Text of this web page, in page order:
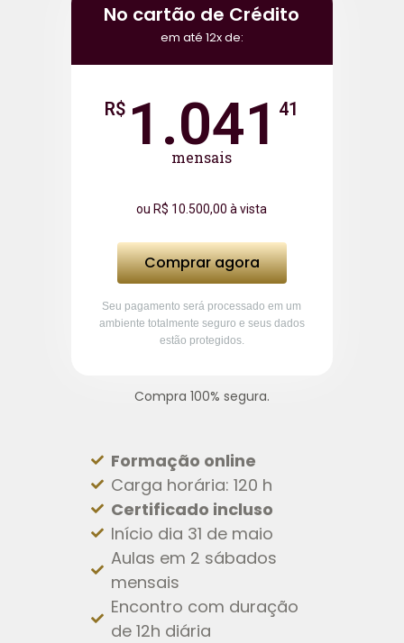
No cartão de Crédito
em até 12x de:
R$ 1.041 41
mensais
ou R$ 10.500,00 à vista
Comprar agora
Seu pagamento será processado em um
ambiente totalmente seguro e seus dados
estão protegidos.
Compra 100% segura.
Formação online
Carga horária: 120 h
Certificado incluso
Início dia 31 de maio
Aulas em 2 sábados
mensais
Encontro com duração
de 12h diária